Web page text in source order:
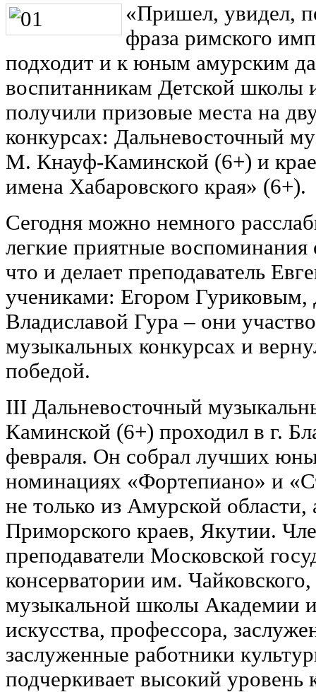
«Пришел, увидел,
фраза римского
подходит и к юным амурским
воспитанникам Детской школы
получили призовые места на
конкурсах: Дальневосточный
М. Кнауф-Каминской (6+) и
имена Хабаровского края» (6+).
Сегодня можно немного
легкие приятные
что и делает преподаватель
учениками: Егором Гуриковым,
Владиславой Гура ‒ они
музыкальных конкурсах и
победой.
III Дальневосточный
Каминской (6+) проходил в г.
февраля. Он собрал лучших
номинациях «Фортепиано» и
не только из Амурской области,
Приморского краев, Якутии.
преподаватели Московской
консерватории им.
музыкальной школы Академии
искусства, профессора,
заслуженные работники
подчеркивает высокий уровень